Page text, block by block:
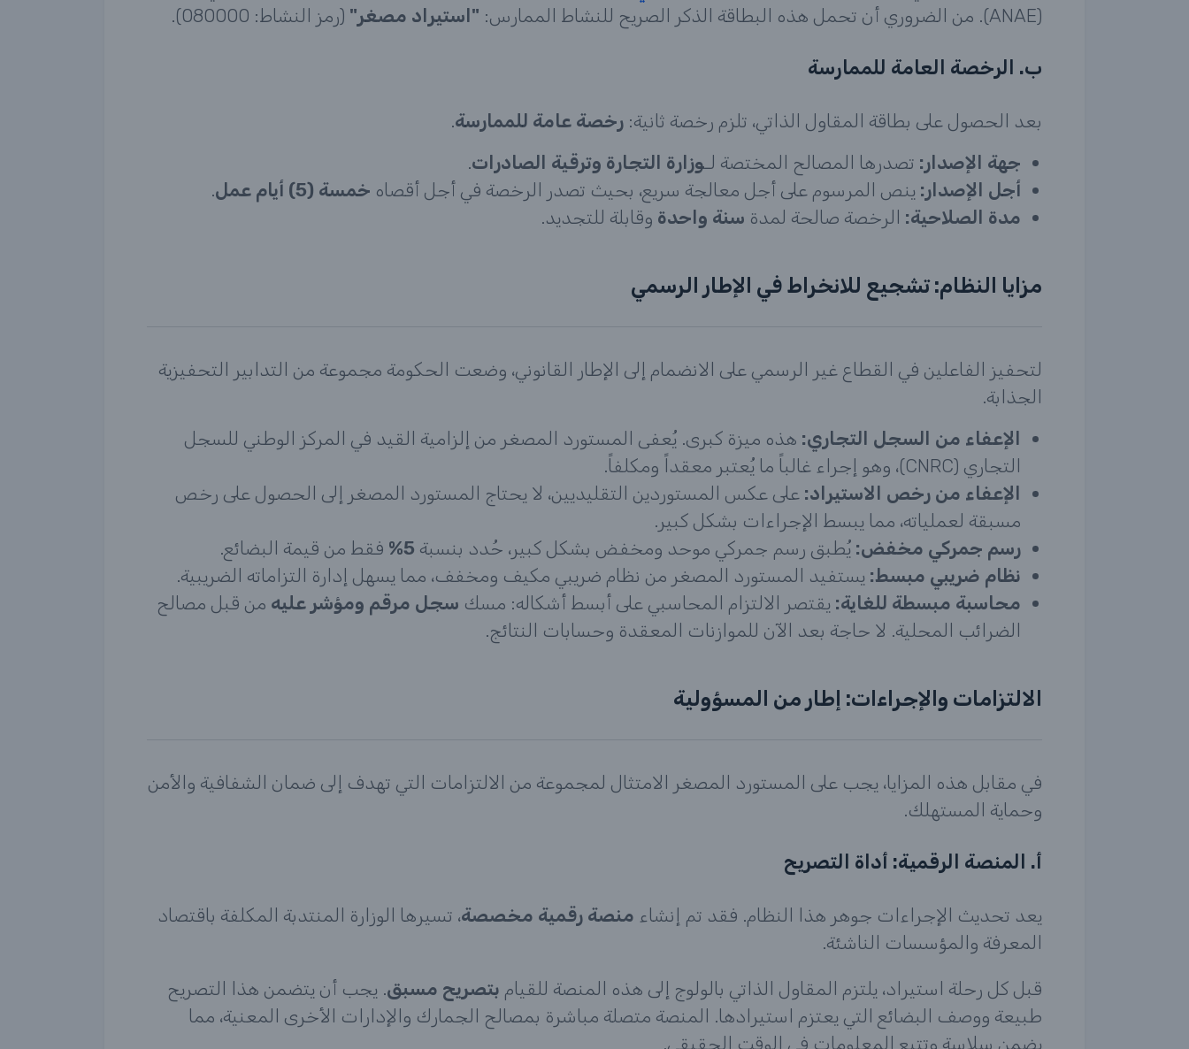
(ANAE). من الضروري أن تحمل هذه البطاقة الذكر الصريح للنشاط الممارس:
"استيراد مصغر" (رمز النشاط: 080000).
ب. الرخصة العامة للممارسة
بعد الحصول على بطاقة المقاول الذاتي، تلزم رخصة ثانية: رخصة عامة للممارسة.
جهة الإصدار: تصدرها المصالح المختصة لـوزارة التجارة وترقية الصادرات.
أجل الإصدار: ينص المرسوم على أجل معالجة سريع، بحيث تصدر الرخصة في أجل أقصاه خمسة (5) أيام عمل
.
مدة الصلاحية: الرخصة صالحة لمدة سنة واحدة وقابلة للتجديد.
مزايا النظام: تشجيع للانخراط في الإطار الرسمي
لتحفيز الفاعلين في القطاع غير الرسمي على الانضمام إلى الإطار القانوني، وضعت الحكومة مجموعة من التدابير التحفيزية
الجذابة.
الإعفاء من السجل التجاري: هذه ميزة كبرى. يُعفى المستورد المصغر من إلزامية القيد في المركز الوطني للسجل
التجاري (CNRC)، وهو إجراء غالباً ما يُعتبر معقداً ومكلفاً.
الإعفاء من رخص الاستيراد: على عكس المستوردين التقليديين، لا يحتاج المستورد المصغر إلى الحصول على رخص
مسبقة لعملياته، مما يبسط الإجراءات بشكل كبير.
رسم جمركي مخفض: يُطبق رسم جمركي موحد ومخفض بشكل كبير، حُدد بنسبة 5%
فقط من قيمة البضائع.
نظام ضريبي مبسط: يستفيد المستورد المصغر من نظام ضريبي مكيف ومخفف، مما يسهل إدارة التزاماته الضريبية.
محاسبة مبسطة للغاية: يقتصر الالتزام المحاسبي على أبسط أشكاله: مسك سجل مرقم ومؤشر عليه من قبل مصالح
الضرائب المحلية. لا حاجة بعد الآن للموازنات المعقدة وحسابات النتائج.
الالتزامات والإجراءات: إطار من المسؤولية
في مقابل هذه المزايا، يجب على المستورد المصغر الامتثال لمجموعة من الالتزامات التي تهدف إلى ضمان الشفافية والأمن
وحماية المستهلك.
أ. المنصة الرقمية: أداة التصريح
يعد تحديث الإجراءات جوهر هذا النظام. فقد تم إنشاء منصة رقمية مخصصة، تسيرها الوزارة المنتدبة المكلفة باقتصاد
المعرفة والمؤسسات الناشئة.
قبل كل رحلة استيراد، يلتزم المقاول الذاتي بالولوج إلى هذه المنصة للقيام بتصريح مسبق. يجب أن يتضمن هذا التصريح
طبيعة ووصف البضائع التي يعتزم استيرادها. المنصة متصلة مباشرة بمصالح الجمارك والإدارات الأخرى المعنية، مما
يضمن سلاسة وتتبع المعلومات في الوقت الحقيقي.